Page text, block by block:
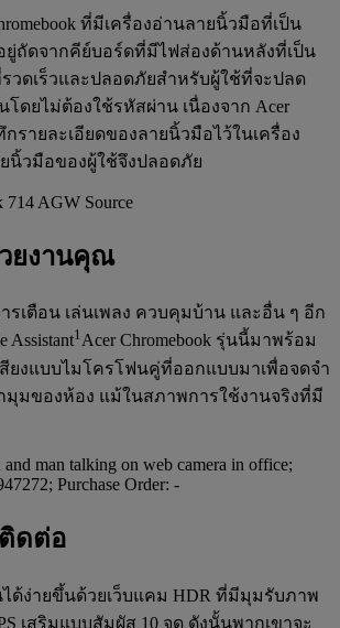
ที่มีเครื่องอ่านลายนิ้วมือที่เป็น
ถัดจากคีย์บอร์ดที่มีไฟส่องด้านหลังที่เป็น
วดเร็วและปลอดภัยสำหรับผู้ใช้ที่จะปลด
ดยไม่ต้องใช้รหัสผ่าน เนื่องจาก Acer
กรายละเอียดของลายนิ้วมือไว้ในเครื่อง
นิ้วมือของผู้ใช้จึงปลอดภัย
ยงานคุณ
รเตือน เล่นเพลง ควบคุมบ้าน และอื่น ๆ อีก
Assistant1Acer Chromebook รุ่นนี้มาพร้อม
ยงแบบไมโครโฟนคู่ที่ออกแบบมาเพื่อจดจำ
มุมของห้อง แม้ในสภาพการใช้งานจริงที่มี
ดต่อ
ด้ง่ายขึ้นด้วยเว็บแคม HDR ที่มีมุมรับภาพ
เสริมแบบสัมผัส 10 จุด ดังนั้นพากเขาจะ